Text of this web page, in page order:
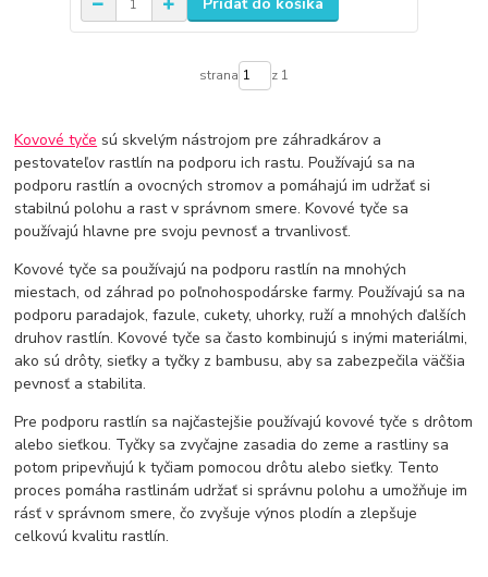
strana z 1
Kovové tyče sú skvelým nástrojom pre záhradkárov a
pestovateľov rastlín na podporu ich rastu. Používajú sa na
podporu rastlín a ovocných stromov a pomáhajú im udržať si
stabilnú polohu a rast v správnom smere. Kovové tyče sa
používajú hlavne pre svoju pevnosť a trvanlivosť.
Kovové tyče sa používajú na podporu rastlín na mnohých
miestach, od záhrad po poľnohospodárske farmy. Používajú sa na
podporu paradajok, fazule, cukety, uhorky, ruží a mnohých ďalších
druhov rastlín. Kovové tyče sa často kombinujú s inými materiálmi,
ako sú drôty, sieťky a tyčky z bambusu, aby sa zabezpečila väčšia
pevnosť a stabilita.
Pre podporu rastlín sa najčastejšie používajú kovové tyče s drôtom
alebo sieťkou. Tyčky sa zvyčajne zasadia do zeme a rastliny sa
potom pripevňujú k tyčiam pomocou drôtu alebo sieťky. Tento
proces pomáha rastlinám udržať si správnu polohu a umožňuje im
rásť v správnom smere, čo zvyšuje výnos plodín a zlepšuje
celkovú kvalitu rastlín.